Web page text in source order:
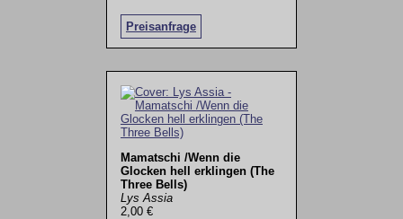
Preisanfrage
Mamatschi /Wenn die
Glocken hell erklingen (The
Three Bells)
Lys Assia
2,00 €